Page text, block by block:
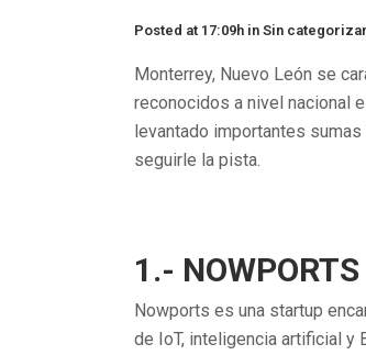
Posted at 17:09h in Sin categorizar
Monterrey, Nuevo León se
reconocidos a nivel nacional
levantado importantes
seguirle la pista.
1.- NOWPORTS
Nowports es una startup
de IoT, inteligencia artificial y